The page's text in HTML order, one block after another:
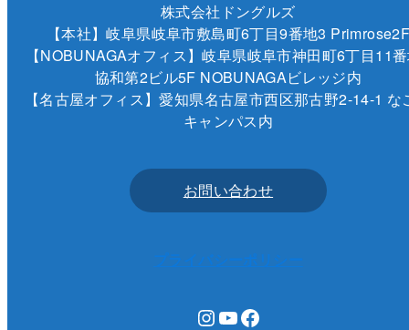
株式会社ドングルズ
【本社】岐阜県岐阜市敷島町6丁目9番地3
【NOBUNAGAオフィス】岐阜県岐阜市神田町6丁目11
協和第2ビル5F NOBUNAGAビレッジ内
【名古屋オフィス】愛知県名古屋市西区那古野2-14-1 な
キャンパス内
お問い合わせ
プライバシーポリシー
Instagram
YouTube
Facebook